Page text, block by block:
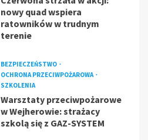
nowy quad wspiera
ratowników w trudnym
terenie
BEZPIECZEŃSTWO
OCHRONA PRZECIWPOŻAROWA
SZKOLENIA
Warsztaty przeciwpożarowe
w Wejherowie: strażacy
szkolą się z GAZ-SYSTEM